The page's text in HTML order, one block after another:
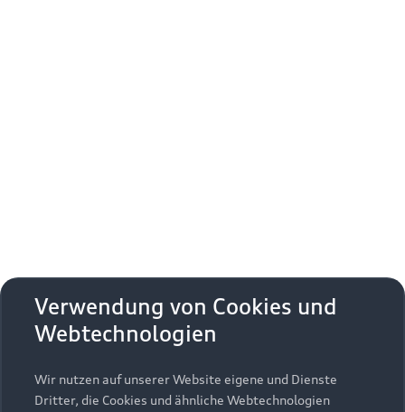
Zurück nach oben
Modelle
Alle Modelle
Kaufen & leasen
Verwendung von Cookies und
Webtechnologien
Wir nutzen auf unserer Website eigene und Dienste
Dritter, die Cookies und ähnliche Webtechnologien